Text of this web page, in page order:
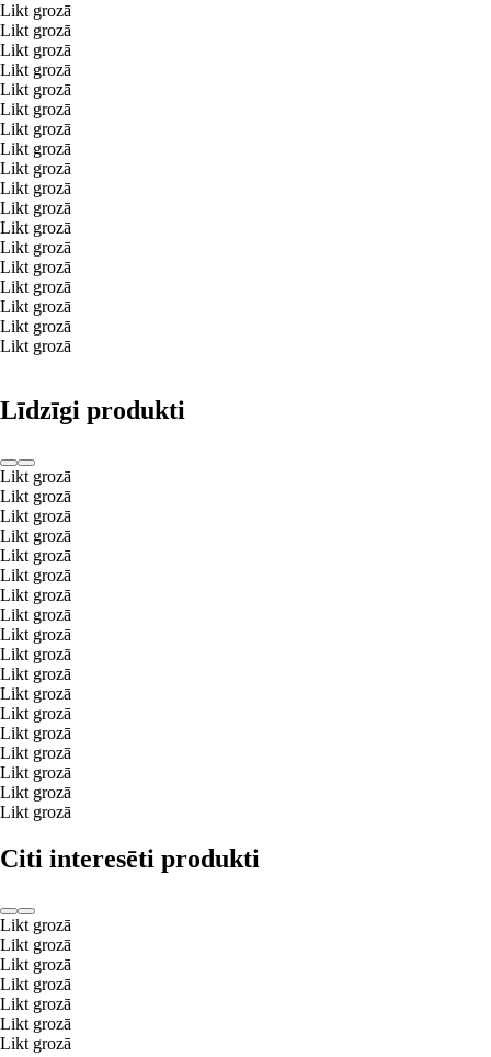
Likt grozā
Likt grozā
Likt grozā
Likt grozā
Likt grozā
Likt grozā
Likt grozā
Likt grozā
Likt grozā
Likt grozā
Likt grozā
Likt grozā
Likt grozā
Likt grozā
Likt grozā
Likt grozā
Likt grozā
Likt grozā
Līdzīgi produkti
Likt grozā
Likt grozā
Likt grozā
Likt grozā
Likt grozā
Likt grozā
Likt grozā
Likt grozā
Likt grozā
Likt grozā
Likt grozā
Likt grozā
Likt grozā
Likt grozā
Likt grozā
Likt grozā
Likt grozā
Likt grozā
Citi interesēti produkti
Likt grozā
Likt grozā
Likt grozā
Likt grozā
Likt grozā
Likt grozā
Likt grozā